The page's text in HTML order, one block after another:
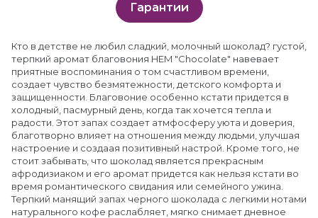
Гарантии
Кто в детстве не любил сладкий, молочный шоколад? густой,
терпкий аромат благовония HEM "Chocolate" навевает
приятные воспоминания о том счастливом времени,
создает чувство безмятежности, детского комфорта и
защищенности. Благовоние особенно кстати придется в
холодный, пасмурный день, когда так хочется тепла и
радости. Этот запах создает атмфосферу уюта и доверия,
благотворно влияет на отношения между людьми, улучшая
настроение и создаая позитивный настрой. Кроме того, не
стоит забывать, что шоколад является прекрасным
афродизиаком и его аромат придется как нельзя кстати во
время романтического свидания или семейного ужина.
Терпкий манящий запах черного шоколада с легкими нотами
натурального кофе раслабляет, мягко снимает дневное